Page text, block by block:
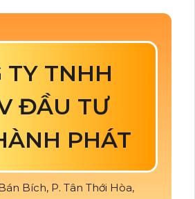
TY TNHH
ĐẦU TƯ
PHÁT
Bích, P. Tân Thới Hòa,